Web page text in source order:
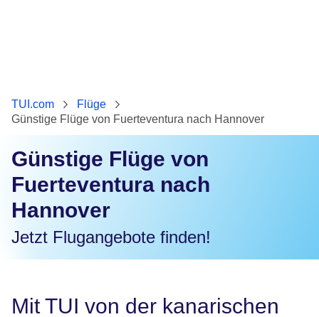
TUI.com
Flüge
Günstige Flüge von Fuerteventura nach Hannover
Günstige Flüge von
Fuerteventura nach
Hannover
Jetzt Flugangebote finden!
Mit TUI von der kanarischen